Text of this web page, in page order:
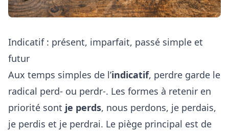
Indicatif : présent, imparfait, passé simple et
futur
Aux temps simples de l’indicatif, perdre garde le
radical perd- ou perdr-. Les formes à retenir en
priorité sont je perds, nous perdons, je perdais,
je perdis et je perdrai. Le piège principal est de